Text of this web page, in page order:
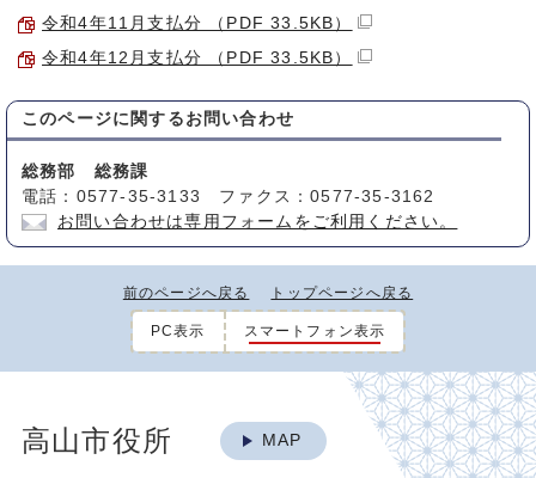
令和4年11月支払分 （PDF 33.5KB）
令和4年12月支払分 （PDF 33.5KB）
このページに関する お問い合わせ
総務部 総務課
電話：0577-35-3133 ファクス：0577-35-3162
お問い合わせは専用フォームをご利用ください。
前のページへ戻る トップページへ戻る
PC表示 スマートフォン表示
高山市役所 MAP